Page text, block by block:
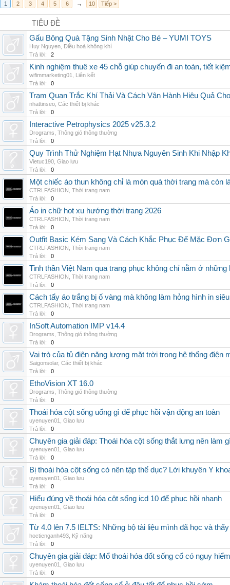
1 2 3 4 5 6 → 10 Tiếp >
TIÊU ĐỀ
Gấu Bông Quà Tặng Sinh Nhật Cho Bé – YUMI TOYS
Huy Nguyen Điều hoà không khí
Trả lời:
2
Kinh nghiệm thuê xe 45 chỗ giúp chuyến đi an toàn, tiết
wifimmarketing01
Liên kết
Trả lời:
0
Trạm Quan Trắc Khí Thải Và Cách Vận Hành Hiệu Quả
nhattinseo Các thiết bị khác
Trả lời:
0
Interactive Petrophysics 2025 v25.3.2
Drograms Thông gió thông thường
Trả lời:
0
Quy Trình Thử Nghiệm Hạt Nhựa Nguyên Sinh Khi Nhập
Vietuc190 Giao lưu
Trả lời:
0
Một chiếc áo thun không chỉ là món quà thời trang mà
CTRLFASHION Thời trang nam
Trả lời:
0
Áo in chữ hot xu hướng thời trang 2026
CTRLFASHION Thời trang nam
Trả lời:
0
Outfit Basic Kém Sang Và Cách Khắc Phục Để Mặc Đơn
CTRLFASHION Thời trang nam
Trả lời:
0
Tinh thần Việt Nam qua trang phục không chỉ nằm ở
CTRLFASHION Thời trang nam
Trả lời:
0
Cách tẩy áo trắng bị ố vàng mà không làm hỏng hình in
CTRLFASHION Thời trang nam
Trả lời:
0
InSoft Automation IMP v14.4
Drograms Thông gió thông thường
Trả lời:
0
Vai trò của tủ điện năng lượng mặt trời trong hệ thống điện
Saigonsolar, Các thiết bị khác
Trả lời:
0
EthoVision XT 16.0
Drograms Thông gió thông thường
Trả lời:
0
Thoái hóa cột sống uống gì để phục hồi vận động an toàn
uyenuyen01
Giao lưu
Trả lời:
0
Chuyên gia giải đáp: Thoái hóa cột sống thắt lưng nên làm
uyenuyen01
Giao lưu
Trả lời:
0
Bị thoái hóa cột sống có nên tập thể dục? Lời khuyên Y
uyenuyen01
Giao lưu
Trả lời:
0
Hiểu đúng về thoái hóa cột sống icd 10 để phục hồi nhanh
uyenuyen01
Giao lưu
Trả lời:
0
Từ 4.0 lên 7.5 IELTS: Những bộ tài liệu mình đã học và
hoctienganh493 Kỹ năng
Trả lời:
0
Chuyên gia giải đáp: Mổ thoái hóa đốt sống cổ có nguy
uyenuyen01
Giao lưu
Trả lời:
0